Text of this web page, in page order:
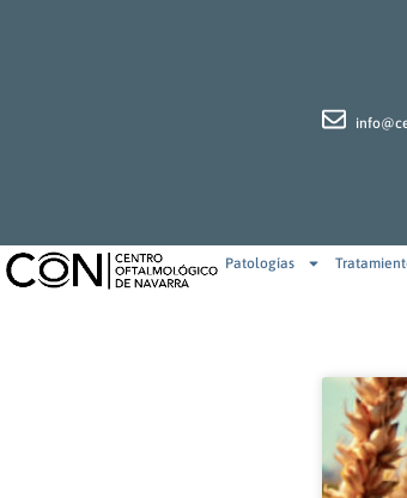
Patologías